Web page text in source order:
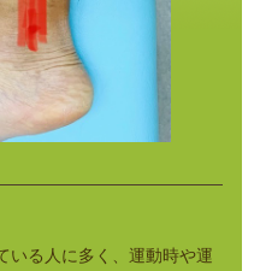
いる人に多く、運動時や運